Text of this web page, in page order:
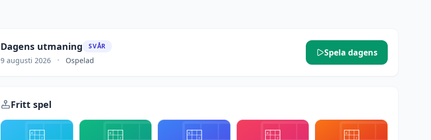
Dagens utmaning SVÅR
9 augusti 2026 • Ospelad
Spela dagens
Fritt spel
4
4
7
4
4
7
4
4
7
4
4
7
4
4
7